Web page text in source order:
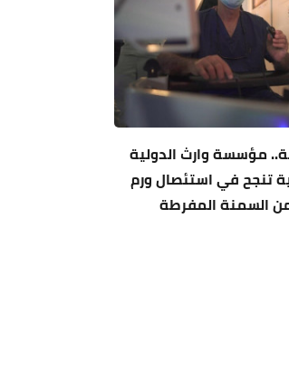
مؤسسة وارث الدولية
تنجح في استئصال ورم
السمنة المفرطة